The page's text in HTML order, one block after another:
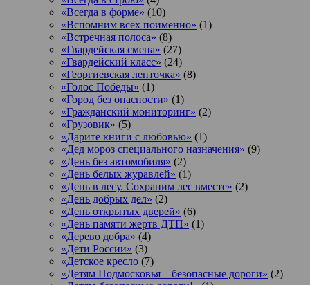
«Всегда в форме» (10)
«Вспомним всех поименно» (1)
«Встречная полоса» (8)
«Гвардейская смена» (27)
«Гвардейский класс» (24)
«Георгиевская ленточка» (8)
«Голос Победы» (1)
«Город без опасности» (1)
«Гражданский мониторинг» (2)
«Грузовик» (5)
«Дарите книги с любовью» (1)
«Дед мороз специального назначения» (9)
«День без автомобиля» (2)
«День белых журавлей» (1)
«День в лесу. Сохраним лес вместе» (2)
«День добрых дел» (2)
«День открытых дверей» (6)
«День памяти жертв ДТП» (1)
«Дерево добра» (4)
«Дети России» (3)
«Детское кресло (7)
«Детям Подмосковья – безопасные дороги» (2)